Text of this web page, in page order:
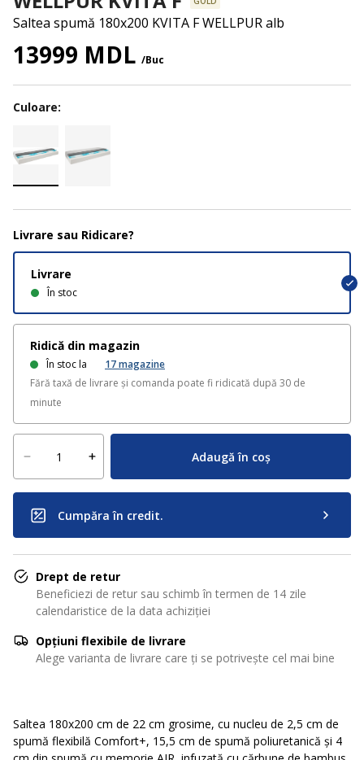
Saltea spumă 180x200 KVITA F WELLPUR alb
13999 MDL /Buc
Culoare:
Livrare sau Ridicare?
Livrare
În stoc
Ridică din magazin
În stoc la 17magazine
Fără taxă de livrare și comanda poate fi ridicată după 30 de
minute
Adaugă în coș
Cumpăra în credit.
Drept de retur
Beneficiezi de retur sau schimb în termen de 14 zile
calendaristice de la data achiziției
Opțiuni flexibile de livrare
Alege varianta de livrare care ți se potrivește cel mai bine
Saltea 180x200 cm de 22 cm grosime, cu nucleu de 2,5 cm de
spumă flexibilă Comfort+, 15,5 cm de spumă poliuretanică și 4